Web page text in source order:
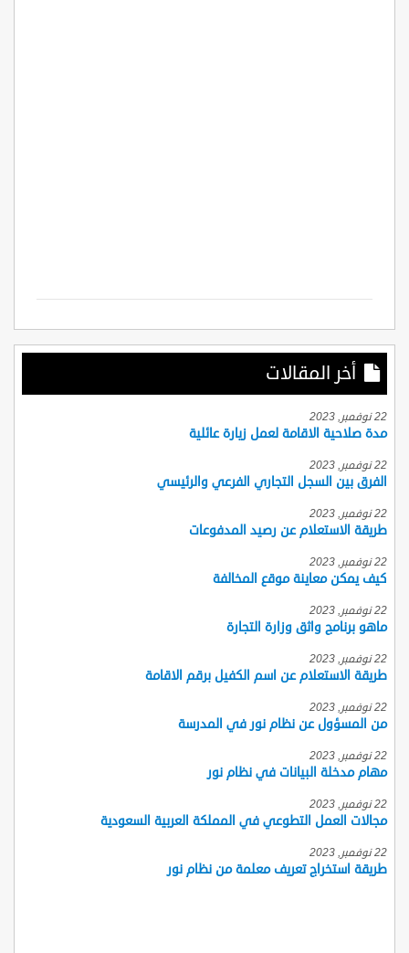
أخر المقالات
22 نوفمبر, 2023
مدة صلاحية الاقامة لعمل زيارة عائلية
22 نوفمبر, 2023
الفرق بين السجل التجاري الفرعي والرئيسي
22 نوفمبر, 2023
طريقة الاستعلام عن رصيد المدفوعات
22 نوفمبر, 2023
كيف يمكن معاينة موقع المخالفة
22 نوفمبر, 2023
ماهو برنامج واثق وزارة التجارة
22 نوفمبر, 2023
طريقة الاستعلام عن اسم الكفيل برقم الاقامة
22 نوفمبر, 2023
من المسؤول عن نظام نور في المدرسة
22 نوفمبر, 2023
مهام مدخلة البيانات في نظام نور
22 نوفمبر, 2023
مجالات العمل التطوعي في المملكة العربية السعودية
22 نوفمبر, 2023
طريقة استخراج تعريف معلمة من نظام نور